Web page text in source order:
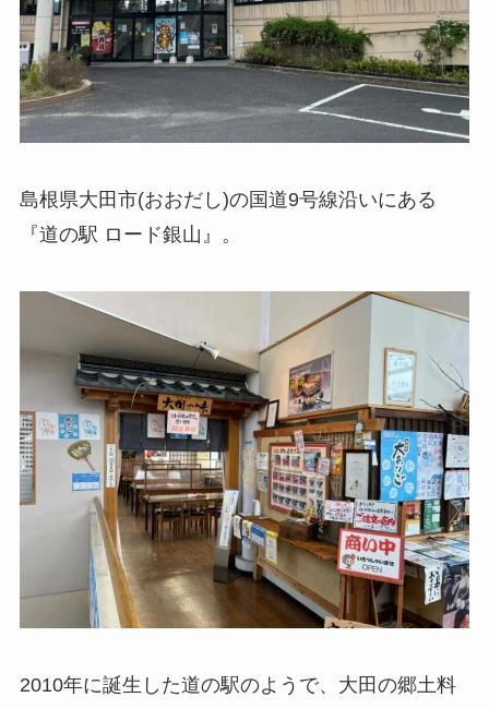
島根県大田市(おおだし)の国道9号線沿いにある
『道の駅 ロード銀山』。
2010年に誕生した道の駅のようで、大田の郷土料